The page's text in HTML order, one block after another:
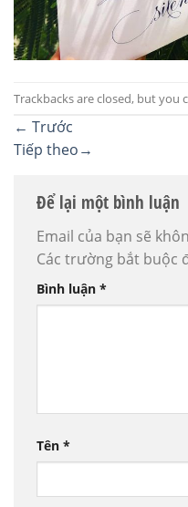
Trackbacks are closed, but you
← Trước
Tiếp theo→
Để lại một bình luận
Email của bạn sẽ
Các trường bắt buộc
Bình luận *
Tên *